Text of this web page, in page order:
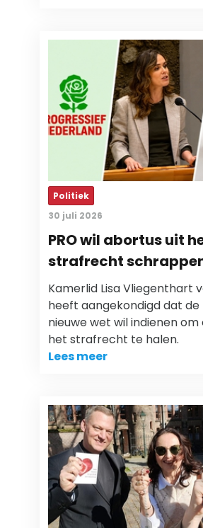
Politiek
30 juli 2026
PRO wil abortus uit
strafrecht
Kamerlid Lisa Vliegenthart
heeft aangekondigd dat
nieuwe wet wil indienen
het strafrecht te halen.
Lees meer